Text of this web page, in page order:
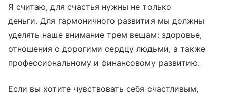
Я считаю, для счастья нужны не только
деньги. Для гармоничного развития мы должны
уделять наше внимание трем вещам: здоровье,
отношения с дорогими сердцу людьми, а также
профессиональному и финансовому развитию.
Если вы хотите чувствовать себя счастливым,